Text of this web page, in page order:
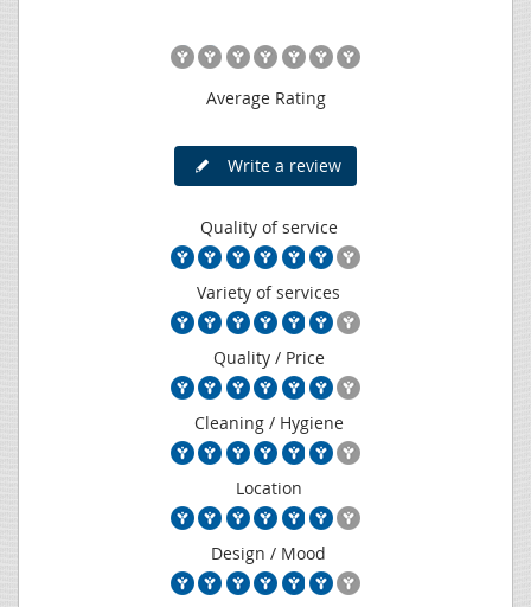
Average Rating
Write a review
Quality of service
Variety of services
Quality / Price
Cleaning / Hygiene
Location
Design / Mood